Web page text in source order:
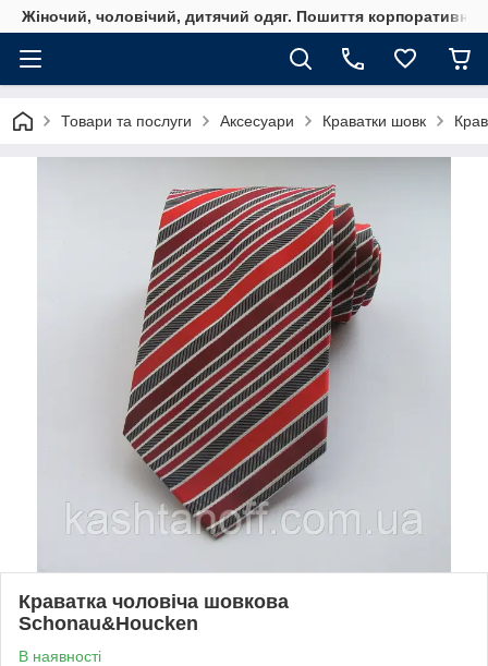
Жіночий, чоловічий, дитячий одяг. Пошиття
Товари та послуги Аксесуари Краватки шовк
Краватка чоловіча шовкова
Schonau&Houcken
В наявності